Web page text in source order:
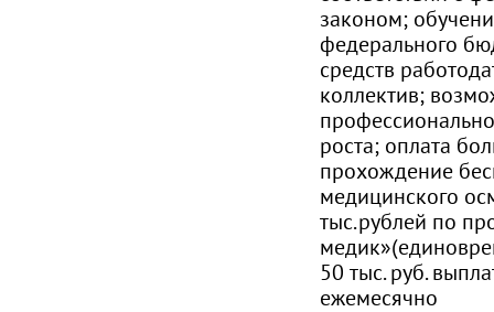
законом;
федерального
средств
коллектив;
роста; оплата
прохождение
медицинского
тыс.рублей по
50 тыс. руб.
ежемесячно